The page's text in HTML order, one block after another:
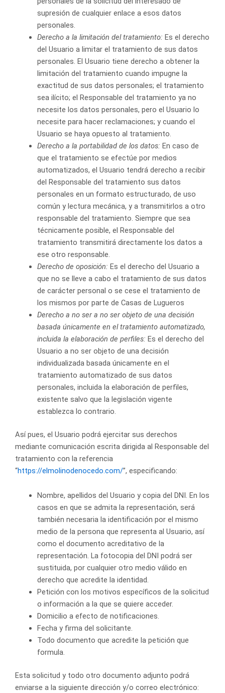
supresión de cualquier enlace a esos datos
personales.
Derecho a la limitación del tratamiento: Es el derecho
del Usuario a limitar el tratamiento de sus datos
personales. El Usuario tiene derecho a obtener la
limitación del tratamiento cuando impugne la
exactitud de sus datos personales; el tratamiento
sea ilícito; el Responsable del tratamiento ya no
necesite los datos personales, pero el Usuario lo
necesite para hacer reclamaciones; y cuando el
Usuario se haya opuesto al tratamiento.
Derecho a la portabilidad de los datos: En caso de
que el tratamiento se efectúe por medios
automatizados, el Usuario tendrá derecho a recibir
del Responsable del tratamiento sus datos
personales en un formato estructurado, de uso
común y lectura mecánica, y a transmitirlos a otro
responsable del tratamiento. Siempre que sea
técnicamente posible, el Responsable del
tratamiento transmitirá directamente los datos a
ese otro responsable.
Derecho de oposición: Es el derecho del Usuario a
que no se lleve a cabo el tratamiento de sus datos
de carácter personal o se cese el tratamiento de
los mismos por parte de Casas de Lugueros
Derecho a no ser a no ser objeto de una decisión
basada únicamente en el tratamiento automatizado,
incluida la elaboración de perfiles: Es el derecho del
Usuario a no ser objeto de una decisión
individualizada basada únicamente en el
tratamiento automatizado de sus datos
personales, incluida la elaboración de perfiles,
existente salvo que la legislación vigente
establezca lo contrario.
Así pues, el Usuario podrá ejercitar sus derechos
mediante comunicación escrita dirigida al Responsable del
tratamiento con la referencia
“https://elmolinodenocedo.com/”, especificando:
Nombre, apellidos del Usuario y copia del DNI. En los
casos en que se admita la representación, será
también necesaria la identificación por el mismo
medio de la persona que representa al Usuario, así
como el documento acreditativo de la
representación. La fotocopia del DNI podrá ser
sustituida, por cualquier otro medio válido en
derecho que acredite la identidad.
Petición con los motivos específicos de la solicitud
o información a la que se quiere acceder.
Domicilio a efecto de notificaciones.
Fecha y firma del solicitante.
Todo documento que acredite la petición que
formula.
Esta solicitud y todo otro documento adjunto podrá
enviarse a la siguiente dirección y/o correo electrónico: